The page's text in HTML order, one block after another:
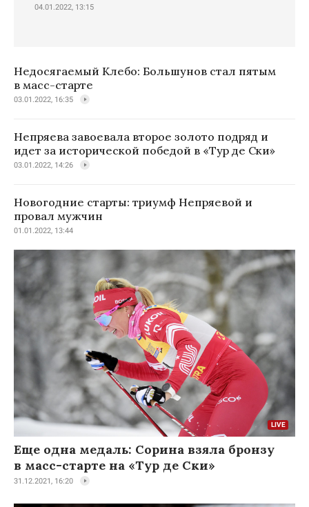
04.01.2022, 13:15
Недосягаемый Клебо: Большунов стал пятым
в масс-старте
03.01.2022, 16:35
Непряева завоевала второе золото подряд и
идет за исторической победой в «Тур де Ски»
03.01.2022, 14:26
Новогодние старты: триумф Непряевой и
провал мужчин
01.01.2022, 13:44
Еще одна медаль: Сорина взяла бронзу
в масс-старте на «Тур де Ски»
31.12.2021, 16:20